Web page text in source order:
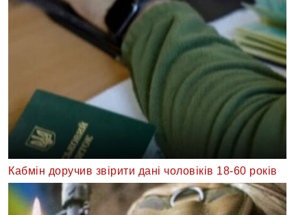
Кабмін доручив звірити дані чоловіків 18-60 років